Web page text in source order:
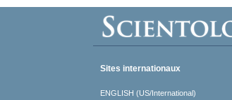
Sites internationaux
ENGLISH (US/International)